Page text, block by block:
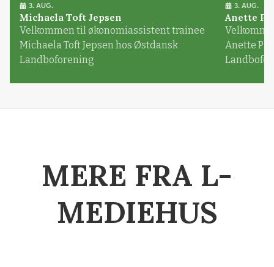
3. AUG.
Michaela Toft Jepsen
Velkommen til økonomiassistent trainee
Michaela Toft Jepsen hos Østdansk
Landboforening
3. AUG.
Anette
Anette
MERE FRA L-
MEDIEHUS